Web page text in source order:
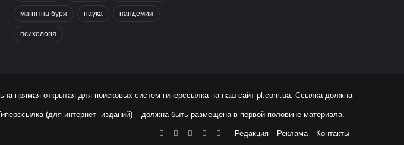
магнітна буря наука пандемия
психологія
прямая открытая для поисковых систем гиперссылка на наш сайт pl.com.ua. Ссылка должна
(для интернет- изданий) – должна быть размещена в первой половине материала.
Редакция Реклама Контакты
Facebook YouTubeInstagram
RSS